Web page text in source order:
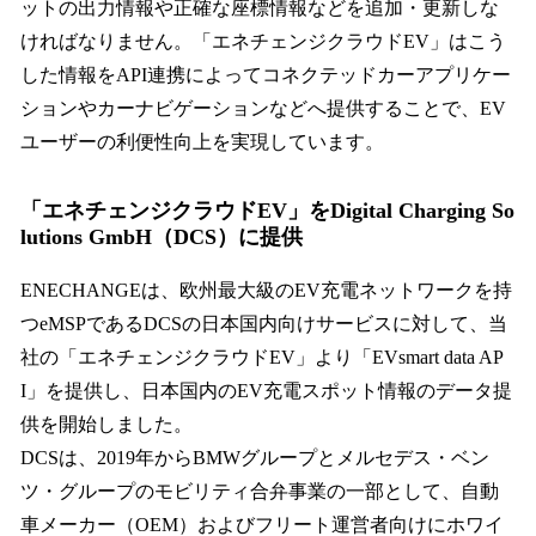
ットの出力情報や正確な座標情報などを追加・更新しな
ければなりません。「エネチェンジクラウドEV」はこう
した情報をAPI連携によってコネクテッドカーアプリケー
ションやカーナビゲーションなどへ提供することで、EV
ユーザーの利便性向上を実現しています。
「エネチェンジクラウドEV」をDigital Charging So
lutions GmbH（DCS）に提供
ENECHANGEは、欧州最大級のEV充電ネットワークを持
つeMSPであるDCSの日本国内向けサービスに対して、当
社の「エネチェンジクラウドEV」より「EVsmart data AP
I」を提供し、日本国内のEV充電スポット情報のデータ提
供を開始しました。
DCSは、2019年からBMWグループとメルセデス・ベン
ツ・グループのモビリティ合弁事業の一部として、自動
車メーカー（OEM）およびフリート運営者向けにホワイ